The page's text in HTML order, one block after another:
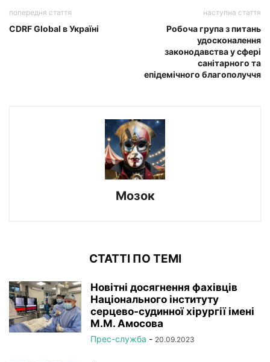
попередня стаття
CDRF Global в Україні
наступна стаття
Робоча група з питань
удосконалення
законодавства у сфері
санітарного та
епідемічного благополуччя
Мозок
СТАТТІ ПО ТЕМІ
Новітні досягнення фахівців
Національного інституту
серцево-судинної хірургії імeні
М.М. Амосова
Прес-служба - 20.09.2023